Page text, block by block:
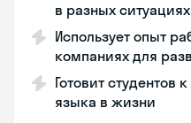
в разных ситуациях
Использует опыт
компаниях для
Готовит
языка в жизни